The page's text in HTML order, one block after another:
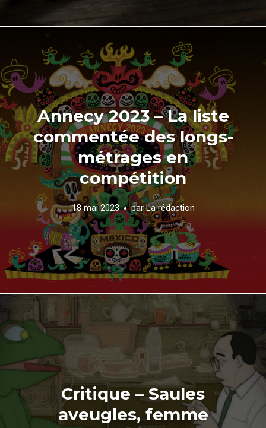
Annecy 2023 – La liste
commentée des longs-
métrages en
compétition
18 mai 2023 parLa rédaction
Critique – Saules
aveugles, femme